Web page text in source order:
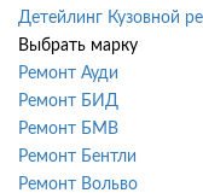
Детейлинг Кузовной
Выбрать марку
Ремонт Ауди
Ремонт БИД
Ремонт БМВ
Ремонт Бентли
Ремонт Вольво